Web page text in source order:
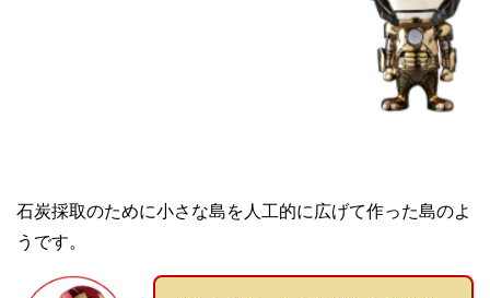
石炭採取のために小さな島を人工的に広げて作った島のよ
うです。